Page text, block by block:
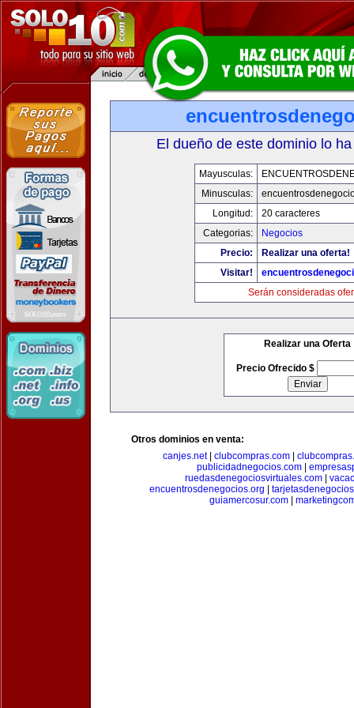
El dueño de este dominio lo
Mayusculas:
Minusculas:
Longitud:
20 caracteres
Categorias:
Negocios
Precio:
Realizar una oferta!
Visitar!
Serán consideradas
Realizar una Oferta
Precio Ofrecido $
Otros dominios en venta:
canjes.net| clubcompras.com
publicidadnegocios.com
ruedasdenegociosvirtuales.com|
encuentrosdenegocios.org
guiamercosur.com